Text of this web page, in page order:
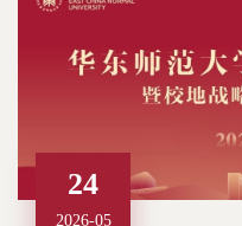
24
2026-05